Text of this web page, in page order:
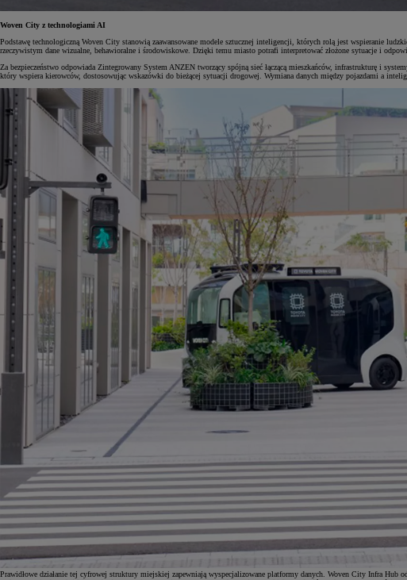
Woven City z technologiami AI
Podstawę technologiczną Woven City stanowią zaawansowane modele sztucznej inteligencji, których rolą jest wspieranie
rzeczywistym dane wizualne, behawioralne i środowiskowe. Dzięki temu miasto potrafi interpretować złożone sytuacje i
Za bezpieczeństwo odpowiada Zintegrowany System ANZEN tworzący spójną sieć łączącą mieszkańców, infrastrukturę i
który wspiera kierowców, dostosowując wskazówki do bieżącej sytuacji drogowej. Wymiana danych między pojazdami a
Prawidłowe działanie tej cyfrowej struktury miejskiej zapewniają wyspecjalizowane platformy danych. Woven City Infra Hub